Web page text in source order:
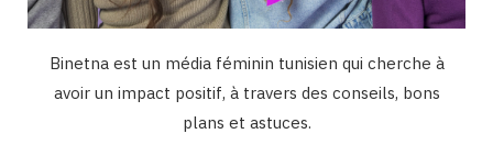
Binetna est un média féminin tunisien qui cherche à
avoir un impact positif, à travers des conseils, bons
plans et astuces.